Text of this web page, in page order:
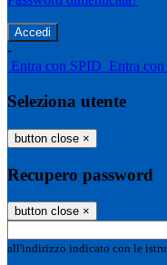
-
Entra con SPID Entra
Seleziona utente
button close ×
Recupero password
button close ×
all'indirizzo indicato con le